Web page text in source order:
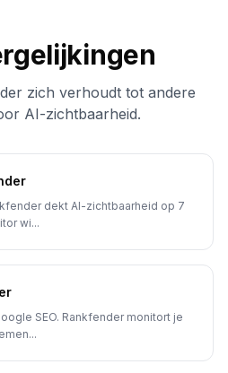
zich verhoudt tot andere
AI-zichtbaarheid.
dekt AI-zichtbaarheid op 7
wi...
SEO. Rankfender monitort je
...